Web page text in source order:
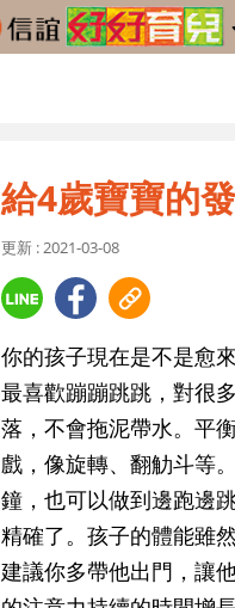
給4歲寶寶的
更新 : 2021-03-08
你的孩子現在是不是愈
最喜歡蹦蹦跳跳，對很
落，不會拖泥帶水。平
戲，像旋轉、翻觔斗等
鐘，也可以做到邊跑邊
精確了。孩子的體能雖
建議你多帶他出門，讓